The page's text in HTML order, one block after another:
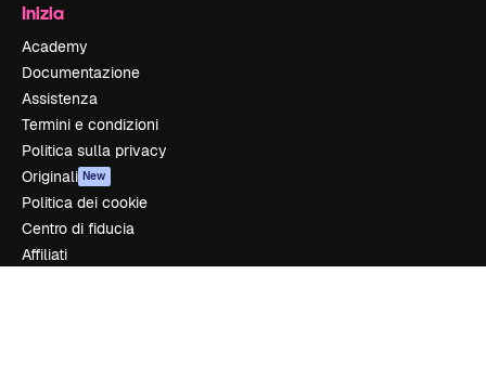
Inizia
Academy
Documentazione
Assistenza
Termini e condizioni
Politica sulla privacy
Originali New
Politica dei cookie
Centro di fiducia
Affiliati